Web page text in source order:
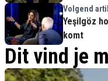
Volgend
Yeşilgöz
komt
Dit vind je